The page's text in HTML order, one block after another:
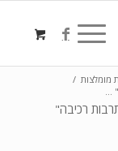
צעד 1 – יסד "תרבות רכיבה"
מומלצות /